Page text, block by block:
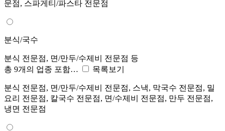
문점, 스파게티/파스타 전문점
분식/국수
분식 전문점, 면/만두/수제비 전문점 등
총 9개의 업종 포함…
목록보기
분식 전문점, 면/만두/수제비 전문점, 스낵, 막국수 전문점, 밀
요리 전문점, 칼국수 전문점, 면/수제비 전문점, 만두 전문점,
냉면 전문점